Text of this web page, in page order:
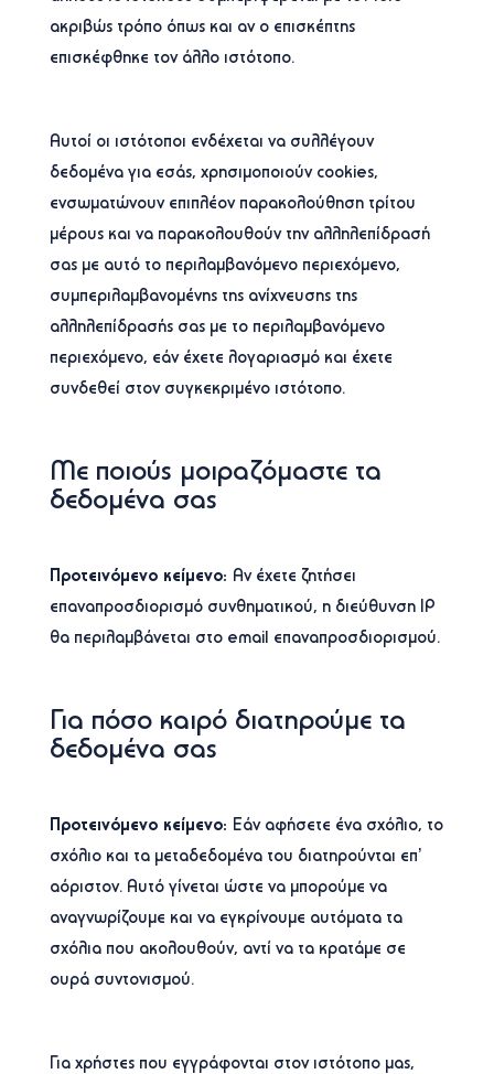
ακριβώς τρόπο όπως και αν ο επισκέπτης
επισκέφθηκε τον άλλο ιστότοπο.
Αυτοί οι ιστότοποι ενδέχεται να συλλέγουν
δεδομένα για εσάς, χρησιμοποιούν cookies,
ενσωματώνουν επιπλέον παρακολούθηση τρίτου
μέρους και να παρακολουθούν την αλληλεπίδρασή
σας με αυτό το περιλαμβανόμενο περιεχόμενο,
συμπεριλαμβανομένης της ανίχνευσης της
αλληλεπίδρασής σας με το περιλαμβανόμενο
περιεχόμενο, εάν έχετε λογαριασμό και έχετε
συνδεθεί στον συγκεκριμένο ιστότοπο.
Με ποιούς μοιραζόμαστε τα
δεδομένα σας
Προτεινόμενο κείμενο: Αν έχετε ζητήσει
επαναπροσδιορισμό συνθηματικού, η διεύθυνση IP
θα περιλαμβάνεται στο email επαναπροσδιορισμού.
Για πόσο καιρό διατηρούμε τα
δεδομένα σας
Προτεινόμενο κείμενο: Εάν αφήσετε ένα σχόλιο, το
σχόλιο και τα μεταδεδομένα του διατηρούνται επ’
αόριστον. Αυτό γίνεται ώστε να μπορούμε να
αναγνωρίζουμε και να εγκρίνουμε αυτόματα τα
σχόλια που ακολουθούν, αντί να τα κρατάμε σε
ουρά συντονισμού.
Για χρήστες που εγγράφονται στον ιστότοπο μας,